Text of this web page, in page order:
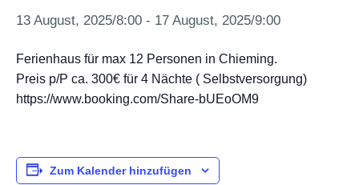
13 August, 2025/8:00 - 17 August, 2025/9:00
Ferienhaus für max 12 Personen in Chieming.
Preis p/P ca. 300€ für 4 Nächte ( Selbstversorgung)
https://www.booking.com/Share-bUEoOM9
Zum Kalender hinzufügen